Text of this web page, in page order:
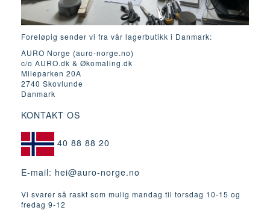
Foreløpig sender vi fra vår lagerbutikk i Danmark:
AURO Norge (auro-norge.no)
c/o AURO.dk & Økomaling.dk
Mileparken 20A
2740 Skovlunde
Danmark
KONTAKT OS
40 88 88 20
E-mail: hei@auro-norge.no
Vi svarer så raskt som mulig mandag til torsdag 10-15 og
fredag ​​9-12